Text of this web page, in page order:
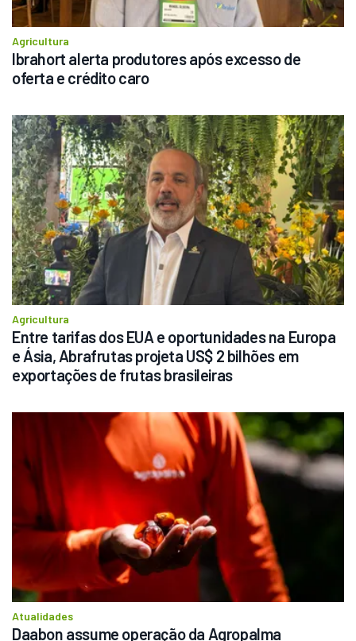
Agricultura
Ibrahort alerta produtores após excesso de
oferta e crédito caro
Agricultura
Entre tarifas dos EUA e oportunidades na Europa
e Ásia, Abrafrutas projeta US$ 2 bilhões em
exportações de frutas brasileiras
Atualidades
Daabon assume operação da Agropalma